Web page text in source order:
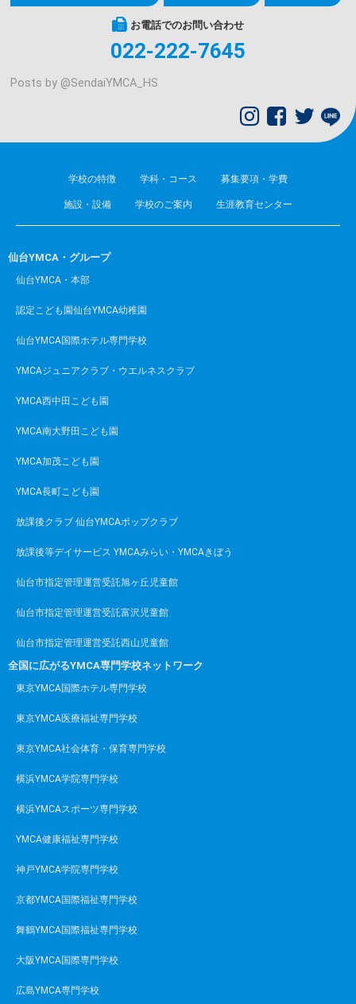
お電話でのお問い合わせ
022-222-7645
Posts by @SendaiYMCA_HS
学校の特徴 学科・コース 募集要項・学費
施設・設備 学校のご案内 生涯教育センター
仙台YMCA・グループ
仙台YMCA・本部
認定こども園仙台YMCA幼稚園
仙台YMCA国際ホテル専門学校
YMCAジュニアクラブ・ウエルネスクラブ
YMCA西中田こども園
YMCA南大野田こども園
YMCA加茂こども園
YMCA長町こども園
放課後クラブ 仙台YMCAポップクラブ
放課後等デイサービス YMCAみらい・YMCAきぼう
仙台市指定管理運営受託旭ヶ丘児童館
仙台市指定管理運営受託富沢児童館
仙台市指定管理運営受託西山児童館
全国に広がるYMCA専門学校ネットワーク
東京YMCA国際ホテル専門学校
東京YMCA医療福祉専門学校
東京YMCA社会体育・保育専門学校
横浜YMCA学院専門学校
横浜YMCAスポーツ専門学校
YMCA健康福祉専門学校
神戸YMCA学院専門学校
京都YMCA国際福祉専門学校
舞鶴YMCA国際福祉専門学校
大阪YMCA国際専門学校
広島YMCA専門学校